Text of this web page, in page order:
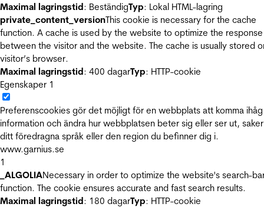
Maximal lagringstid: BeständigTyp: Lokal HTML-lagring
private_content_versionThis cookie is necessary for the cache
function. A cache is used by the website to optimize the
between the visitor and the website. The cache is usually stored
visitor’s browser.
Maximal lagringstid: 400 dagarTyp: HTTP-cookie
Egenskaper 1
Preferenscookies gör det möjligt för en webbplats att komma ihåg
information och ändra hur webbplatsen beter sig eller ser ut,
ditt föredragna språk eller den region du befinner dig i.
www.garnius.se
1
_ALGOLIANecessary in order to optimize the website's search-
function. The cookie ensures accurate and fast search results.
Maximal lagringstid: 180 dagarTyp: HTTP-cookie